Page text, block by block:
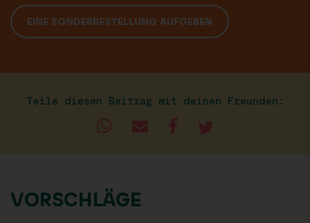
EINE SONDERBESTELLUNG AUFGEBEN
Teile diesen Beitrag mit deinen Freunden:
VORSCHLÄGE